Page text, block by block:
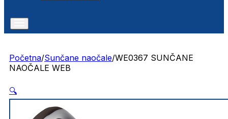
Početna/Sunčane naočale/WE0367 SUNČANE
NAOČALE WEB
🔍